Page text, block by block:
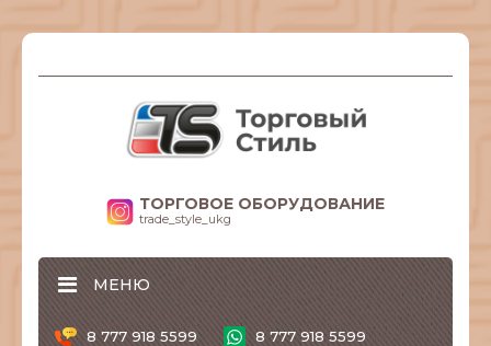
ТОРГОВОЕ ОБОРУДОВАНИЕ
trade_style_ukg
МЕНЮ
8 777 918 5599 8 777 918 5599